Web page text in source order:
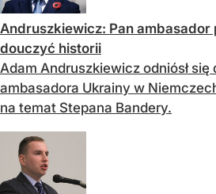
Andruszkiewicz: Pan ambasador
douczyć historii
Adam Andruszkiewicz odniósł się
ambasadora Ukrainy w
na temat Stepana Bandery.